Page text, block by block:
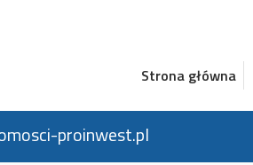
Strona główna
proinwest.pl